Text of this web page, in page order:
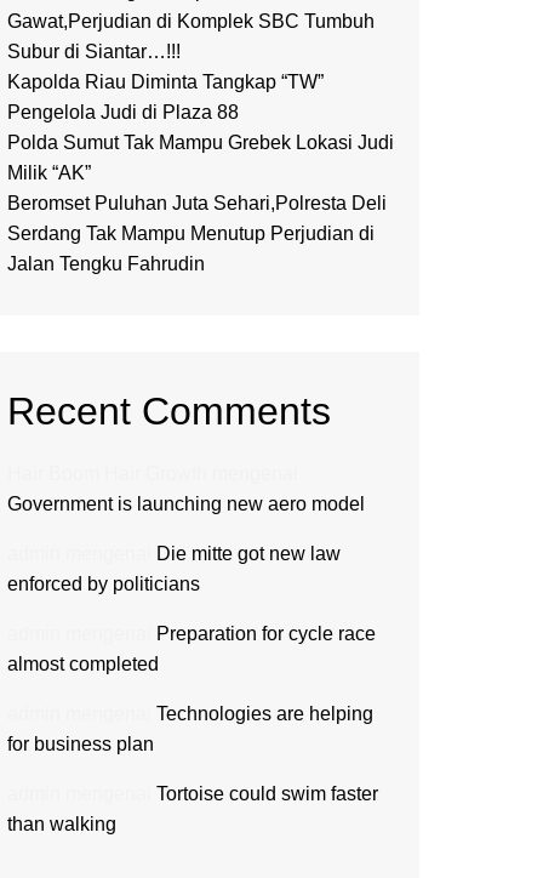
Gawat,Perjudian di Komplek SBC Tumbuh
Subur di Siantar…!!!
Kapolda Riau Diminta Tangkap “TW”
Pengelola Judi di Plaza 88
Polda Sumut Tak Mampu Grebek Lokasi Judi
Milik “AK”
Beromset Puluhan Juta Sehari,Polresta Deli
Serdang Tak Mampu Menutup Perjudian di
Jalan Tengku Fahrudin
Recent Comments
Government is launching new aero model
Die mitte got new law
enforced by politicians
Preparation for cycle race
almost completed
Technologies are helping
for business plan
Tortoise could swim faster
than walking